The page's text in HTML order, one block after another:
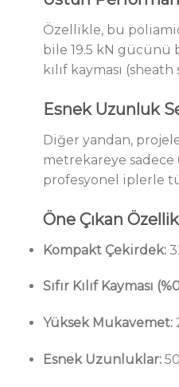
Özellikle, bu
bile 19.5 kN gücünü
kılıf kayması
Esnek Uzunluk
Diğer yandan,
metrekareye sadece
profesyonel iplerle
Öne Çıkan
Kompakt Çekirdek:
Sıfır Kılıf Kayması
Yüksek Mukavemet:
Esnek Uzunluklar: